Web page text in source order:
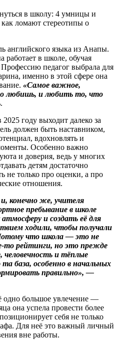
английского языка из Анапы.
работает в школе, обучая
педагог выбрала для
именно в этой сфере она
«Самое важное,
любишь, и любить то, что
году выходит далеко за
должен быть наставником,
вдохновлять и
Особенно важно
и доверия, ведь у многих
детям достаточно
только про оценки, а про
отношения.
и, конечно же, учителя
пребывание в школе
и создать её для
ходили, чтобы получали
что школа — это не
то рейтинги, но это прежде
человечность и тёплые
база, особенно в начальных
правильно», —
большое увлечение —
она успела провести более
себя не только
Для неё это важный личный
вне работы.